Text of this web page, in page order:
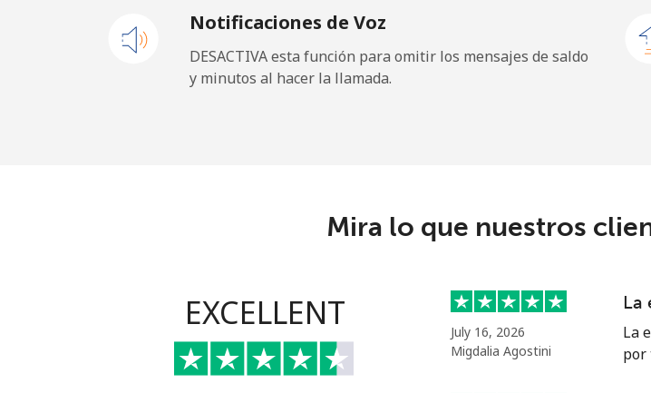
Celular
Maldives
Celular ⁦53.9¢⁩
Malta
Notificaciones de Voz
DESACTIVA esta función para omitir los mensajes de saldo
y minutos al hacer la llamada.
Mira lo que nuestros
EXCELLENT
July 16, 2026
Migdalia Agostini
La
La
por